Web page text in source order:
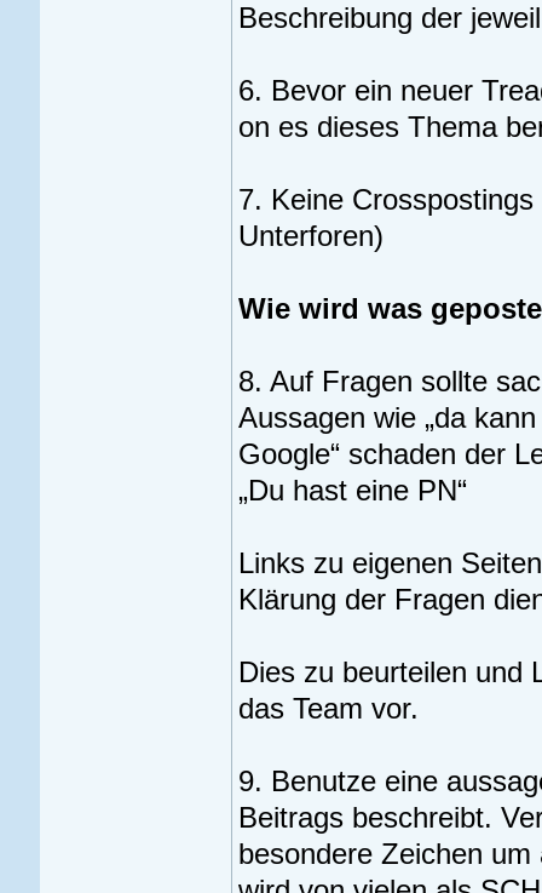
Beschreibung der
6. Bevor ein neuer
on es dieses Thema
7. Keine
Unterforen)
Wie wird was
8. Auf Fragen sollte
Aussagen wie „da
Google“ schaden der
„Du hast eine PN“
Links zu eigenen
Klärung der Fragen
Dies zu beurteilen und
das Team vor.
9. Benutze eine
Beitrags beschreibt.
besondere Zeichen